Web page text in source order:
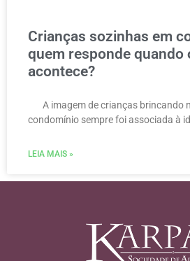
Crianças sozinhas em
quem responde quando
acontece?
A imagem de crianças brincando
condomínio sempre foi associada à
LEIA MAIS »